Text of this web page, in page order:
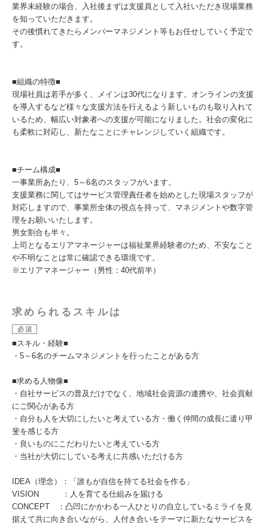
業界未経験の場合、入社後まずは支援員として入社いただき現場業務
を知っていただきます。
その後慣れてきたらメンバーマネジメント等もお任せしていく予定で
す。
■組織の特徴■
現場社員は若手が多く、メインは30代になります。オンラインの支援
を導入するなど様々な支援方法を行えるよう新しいものも取り入れて
いるため、幅広い対象者への支援が可能になりました。社会の変化に
も柔軟に対応し、新たなことにチャレンジしていく組織です。
■チーム構成■
一事業所あたり、5～6名のスタッフがいます。
支援業務に関してはサービス管理責任者を始めとした現場スタッフが
対応しますので、事業所全体の視点を持って、マネジメントや数字管
理をお願いいたします。
男女割合も半々。
上司となるエリアマネージャーは福祉業界経験者のため、不安なこと
や不明なことは常に確認できる環境です。
※エリアマネージャー（男性：40代前半）
求められるスキルは
必須
■スキル・経験■
・5～6名のチームマネジメントを行ったことがある方
■求める人物像■
・自社サービスの普及だけでなく、地域社会資源の連携や、社会貢献
にご関心がある方
・自分も人を大切にしたいと考えている方・働く仲間の成長に遣り甲
斐を感じる方
・良いものにこだわりたいと考えている方
・当社が大切にしている考えに共感いただける方
IDEA（理念）：「誰もが自信を持てる社会を作る」
VISION ：人を育てる仕組みを届ける
CONCEPT ：凸凹にかかわる一人ひとりの自立しているミライを見
据えて共に向き合いながら、人付き合いをテーマに新たなサービスを